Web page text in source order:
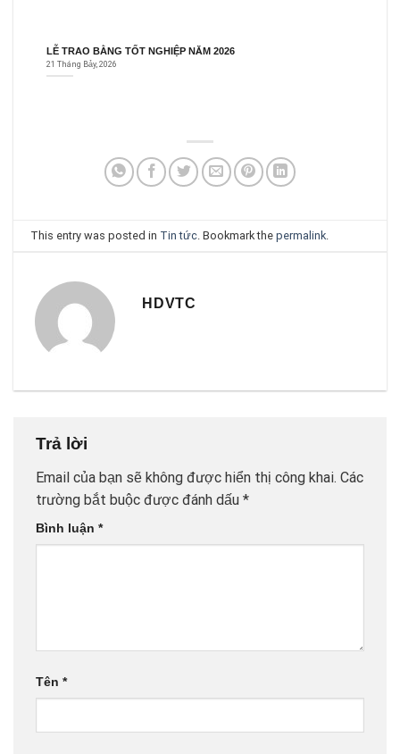
LỄ TRAO BẰNG TỐT NGHIỆP NĂM 2026
21 Tháng Bảy, 2026
This entry was posted in Tin tức . Bookmark thepermalink
HDVTC
Trả lời
Email của bạn sẽ không được hiển thị công khai. Các
trường bắt buộc được đánh dấu *
Bình luận *
Tên *